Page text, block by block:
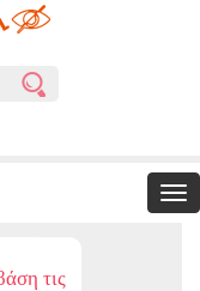
τις